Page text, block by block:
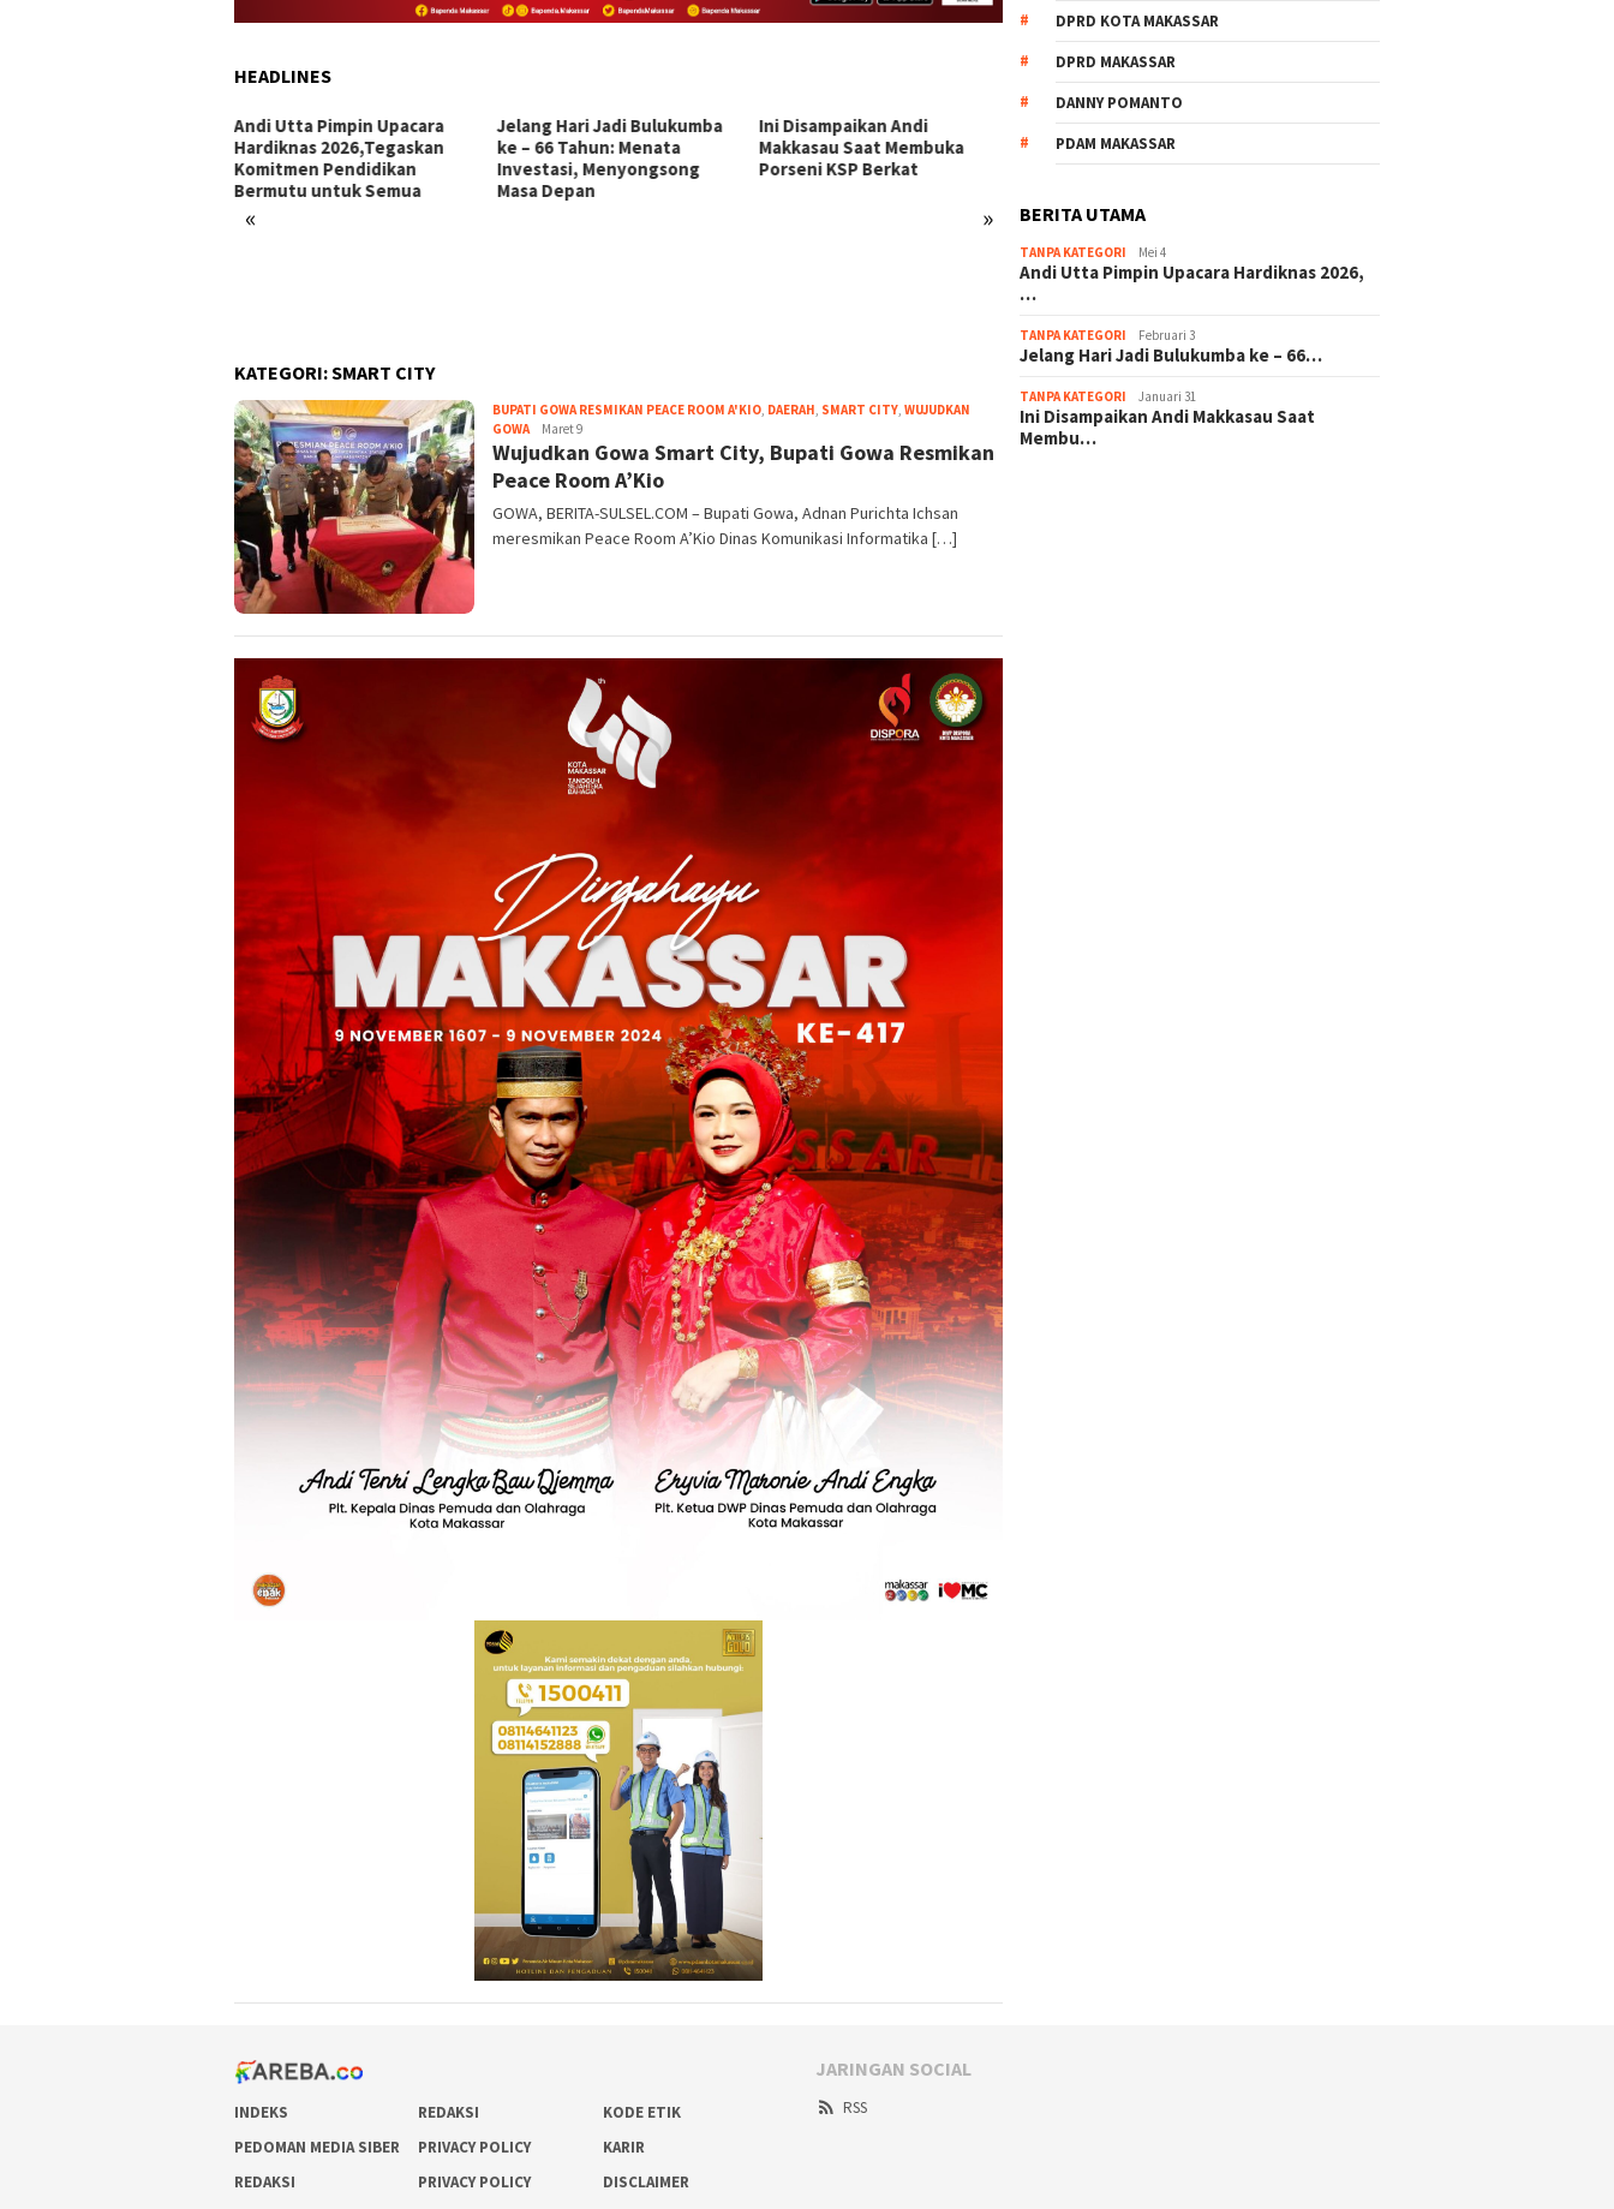
HEADLINES
« »
Jelang Hari Jadi Bulukumba
ke – 66 Tahun: Menata
Investasi, Menyongsong
Masa Depan
Ini Disampaikan Andi
Makkasau Saat Membuka
Porseni KSP Berkat
KSP Berkat Bulukumba Gelar
Zikir dan Doa Bersama
Sambut Tahun Baru
Andi Utta Pimpin Upacara
Komitmen Pendidikan
KATEGORI:SMART CITY
BUPATI GOWA RESMIKAN PEACE ROOM A'KIO, DAERAH, SMART CITY, WUJUDKAN
GOWArootMaret 9
Wujudkan Gowa Smart City, Bupati Gowa Resmikan
Peace Room A’Kio
GOWA, BERITA-SULSEL.COM – Bupati Gowa, Adnan Purichta Ichsan
meresmikan Peace Room A’Kio Dinas Komunikasi Informatika […]
DPRD KOTA MAKASSAR
DPRD MAKASSAR
DANNY POMANTO
PDAM MAKASSAR
BERITA UTAMA
TANPA KATEGORI Mei 4
Andi Utta Pimpin Upacara Hardiknas 2026,
…
TANPA KATEGORI Februari 3
Jelang Hari Jadi Bulukumba ke – 66…
TANPA KATEGORI Januari 31
Ini Disampaikan Andi Makkasau Saat
Membu…
INDEKS REDAKSI
KODE ETIK
PEDOMAN MEDIA SIBER
PRIVACY POLICY
KARIR
REDAKSI
PRIVACY POLICY
DISCLAIMER
JARINGAN SOCIAL
RSS